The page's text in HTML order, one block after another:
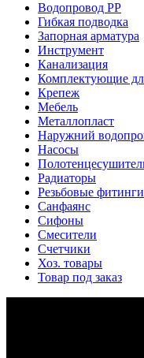
Водопровод РР
Гибкая подводка
Запорная арматура
Инструмент
Канализация
Комплектующие
Крепеж
Мебель
Металлопласт
Наружний
Насосы
Радиаторы
Резьбовые фитинги
Санфаянс
Сифоны
Смесители
Счетчики
Хоз. товары
Товар под заказ